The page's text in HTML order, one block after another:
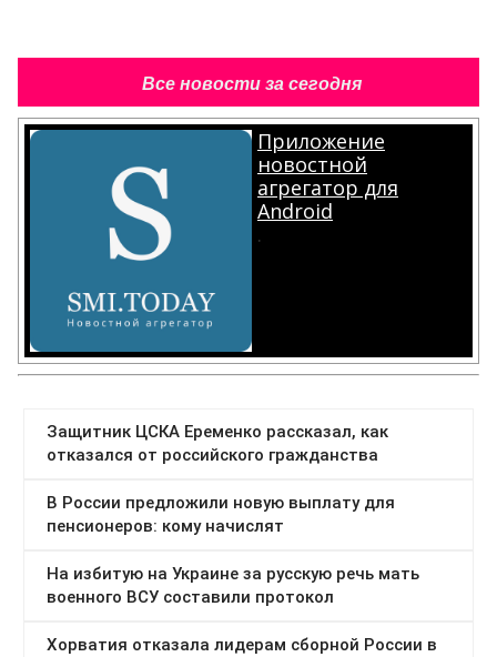
Все новости за сегодня
Приложение
новостной
агрегатор для
Android
.